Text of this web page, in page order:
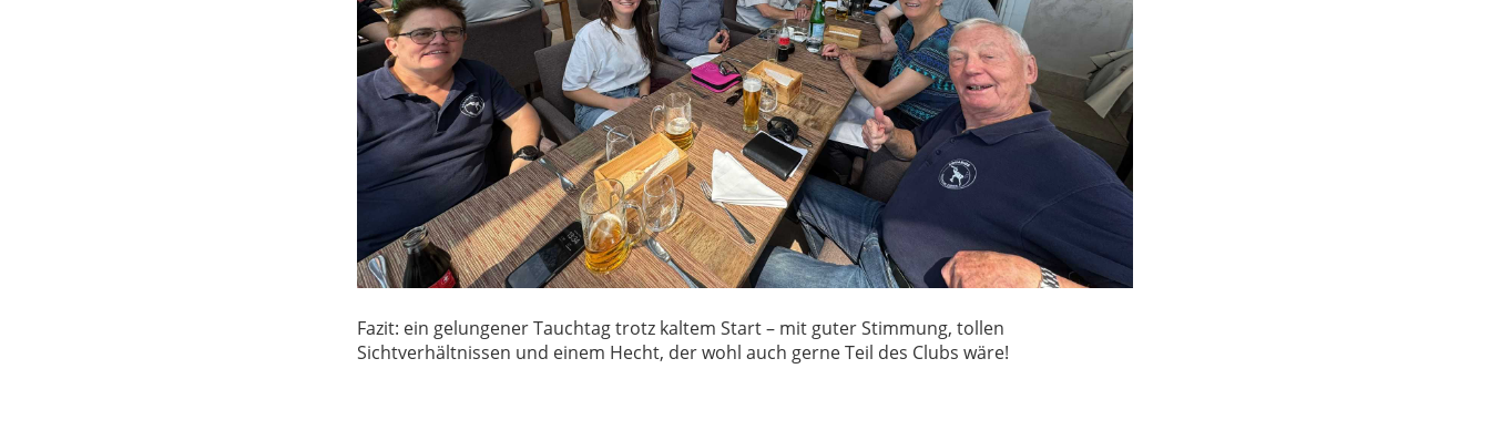
Fazit: ein gelungener Tauchtag trotz kaltem Start – mit guter Stimmung, tollen
Sichtverhältnissen und einem Hecht, der wohl auch gerne Teil des Clubs wäre!